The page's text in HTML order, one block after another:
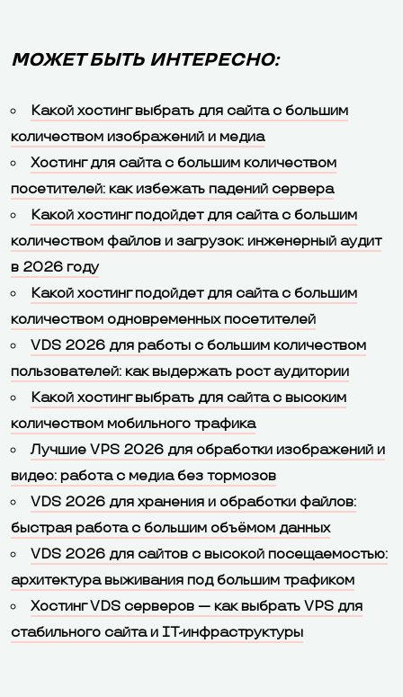
МОЖЕТ БЫТЬ ИНТЕРЕСНО:
Какой хостинг выбрать для сайта с большим
количеством изображений и медиа
Хостинг для сайта с большим количеством
посетителей: как избежать падений сервера
Какой хостинг подойдет для сайта с большим
количеством файлов и загрузок: инженерный аудит
в 2026 году
Какой хостинг подойдет для сайта с большим
количеством одновременных посетителей
VDS 2026 для работы с большим количеством
пользователей: как выдержать рост аудитории
Какой хостинг выбрать для сайта с высоким
количеством мобильного трафика
Лучшие VPS 2026 для обработки изображений и
видео: работа с медиа без тормозов
VDS 2026 для хранения и обработки файлов:
быстрая работа с большим объёмом данных
VDS 2026 для сайтов с высокой посещаемостью:
архитектура выживания под большим трафиком
Хостинг VDS серверов — как выбрать VPS для
стабильного сайта и IT-инфраструктуры